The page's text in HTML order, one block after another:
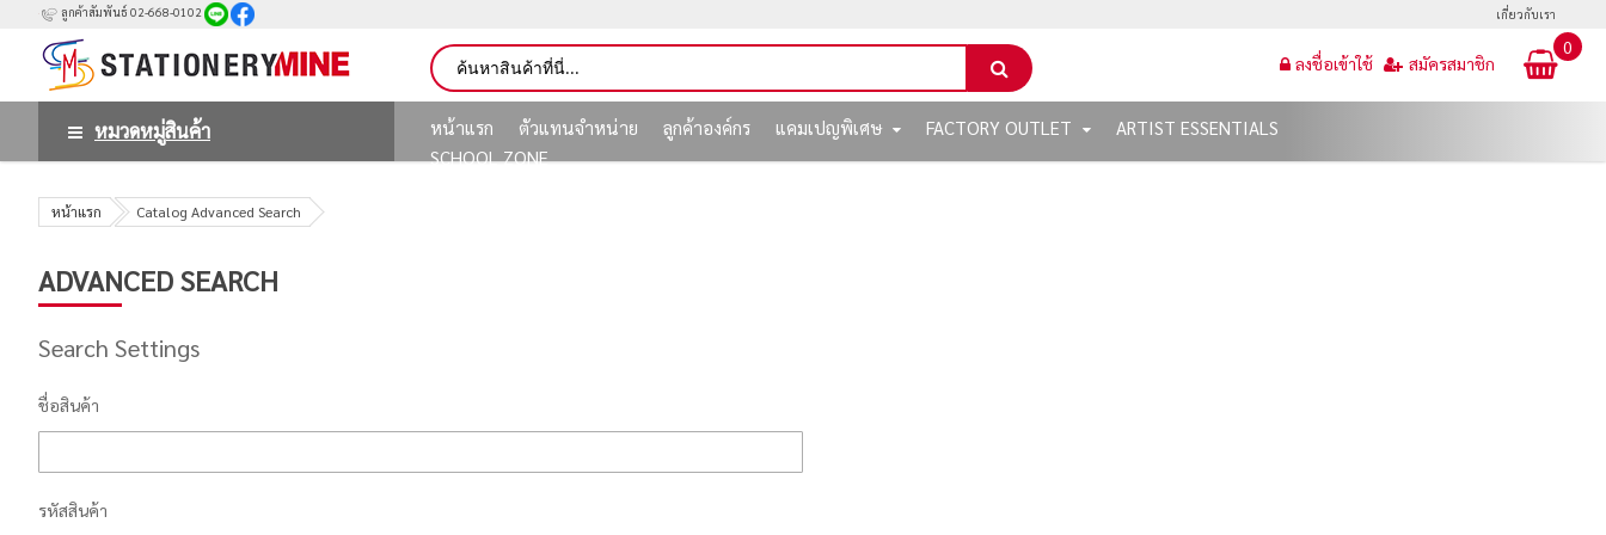
ลูกค้าสัมพันธ์ 02-668-0102 เกี่ยวกับเรา
0
ลงชื่อเข้าใช้ สมัครสมาชิก
หมวดหมู่สินค้า หน้าแรก ตัวแทนจำหน่าย ลูกค้าองค์กร แคมเปญพิเศษ FACTORY OUTLET
ARTIST ESSENTIALS
SCHOOL ZONE
หน้าแรก Catalog Advanced Search
ADVANCED SEARCH
Search Settings
ชื่อสินค้า
รหัสสินค้า